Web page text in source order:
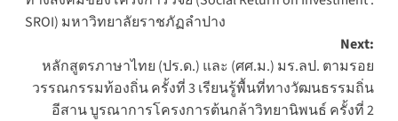
SROI) มหาวิทยาลัยราชภัฏลำปาง
Next:
หลักสูตรภาษาไทย (ปร.ด.) และ (ศศ.ม.) มร.ลป. ตามรอย
วรรณกรรมท้องถิ่น ครั้งที่ 3 เรียนรู้พื้นที่ทางวัฒนธรรมถิ่น
อีสาน บูรณาการโครงการต้นกล้าวิทยานิพนธ์ ครั้งที่ 2